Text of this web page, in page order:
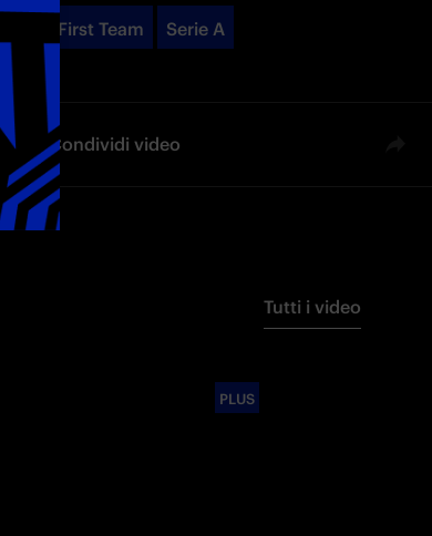
First Team Serie A
Condividi video
Tutti i video
PLUS